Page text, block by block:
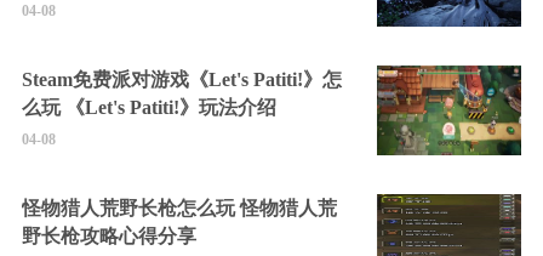
04-08
Steam免费派对游戏《Let's Patiti!》怎
么玩 《Let's Patiti!》玩法介绍
04-08
怪物猎人荒野长枪怎么玩 怪物猎人荒
野长枪攻略心得分享